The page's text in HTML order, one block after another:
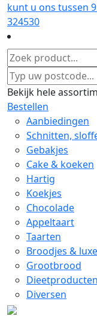
kunt u ons tussen
324530
Bekijk hele
Bestellen
Aanbiedingen
Schnitten,
Gebakjes
Cake & koeken
Hartig
Koekjes
Chocolade
Appeltaart
Taarten
Broodjes &
Grootbrood
Dieetproducten
Diversen